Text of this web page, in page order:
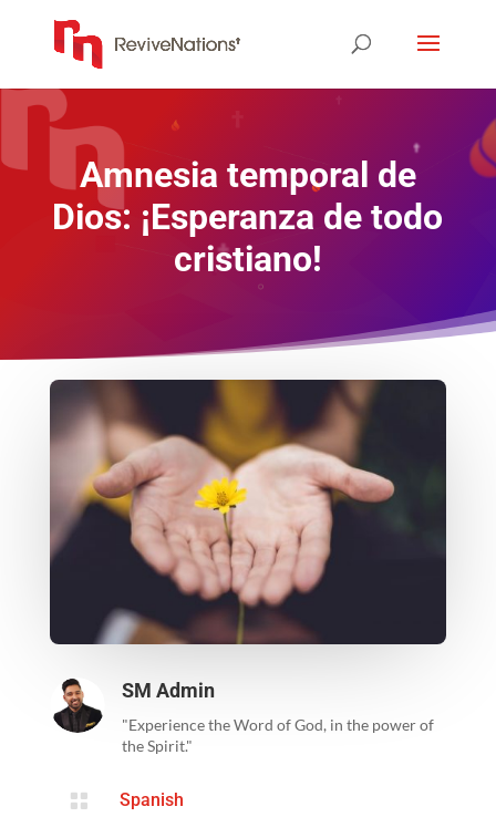
Amnesia temporal de
Dios: ¡Esperanza de todo
cristiano!
SM Admin
"Experience the Word of God, in the power of
the Spirit."
 Spanish